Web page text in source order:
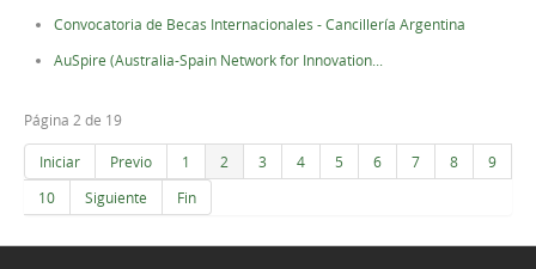
Convocatoria de Becas Internacionales - Cancillería Argentina
AuSpire (Australia-Spain Network for Innovation...
Página 2 de 19
Iniciar Previo 1 2 3 4 5 6 7 8
9
10
Siguiente Fin